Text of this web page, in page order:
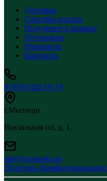
Доставка
Способы оплаты
Получение и возврат
Оптовикам
Реквизиты
Контакты
8 (916) 028-19-19
г.Мытищи
Вокзальная пл, д. 1,
sale@zoonorka.ru
Политика